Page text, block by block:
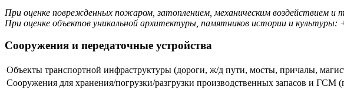
При оценке поврежденных пожаром, затоплением, механическим воздействием
При оценке объектов уникальной архитектуры, памятников истории и
Сооружения и передаточные устройства
Объекты транспортной инфраструктуры (дороги, ж/д пути, мосты, причалы,
Сооружения для хранения/погрузки/разгрузки производственных запасов и ГСМ